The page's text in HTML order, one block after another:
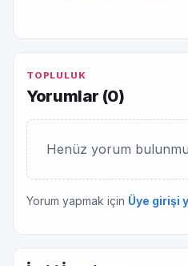
TOPLULUK
Yorumlar (0)
Henüz yorum
Yorum yapmak için Üye girişi